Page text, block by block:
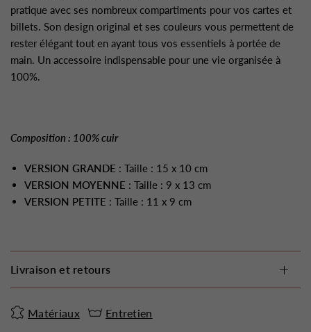
pratique avec ses nombreux compartiments pour vos cartes et
billets. Son design original et ses couleurs vous permettent de
rester élégant tout en ayant tous vos essentiels à portée de
main. Un accessoire indispensable pour une vie organisée à
100%.
Composition : 100% cuir
VERSION GRANDE : Taille : 15 x 10 cm
VERSION MOYENNE : Taille : 9 x 13 cm
VERSION PETITE : Taille : 11 x 9 cm
Livraison et retours
Matériaux Entretien